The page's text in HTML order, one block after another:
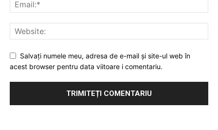
Salvați numele meu, adresa de e-mail și site-ul web în
acest browser pentru data viitoare i comentariu.